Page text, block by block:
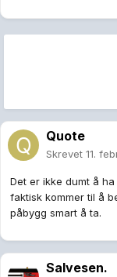
Quote
Skrevet 11.
Det er ikke dumt å
faktisk kommer til å
påbygg smart å ta.
Salvesen.